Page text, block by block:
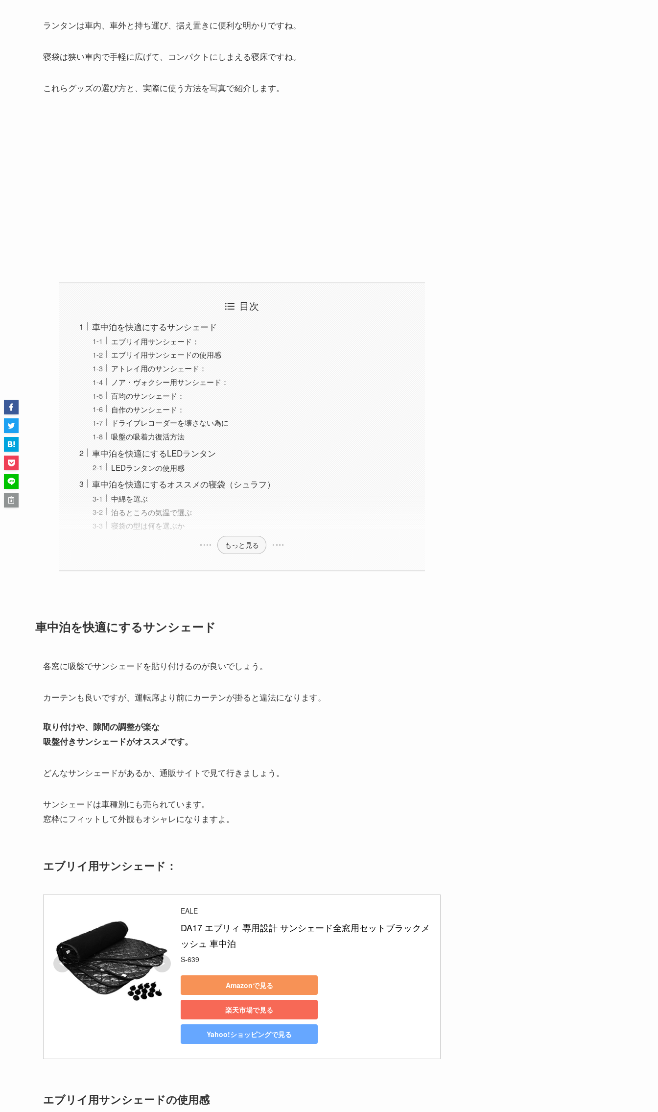
ランタンは車内、車外と持ち運び、据え置きに便利な明かりですね。
寝袋は狭い車内で手軽に広げて、コンパクトにしまえる寝床ですね。
これらグッズの選び方と、実際に使う方法を写真で紹介します。
目次
車中泊を快適にするサンシェード
エブリイ用サンシェード：
エブリイ用サンシェードの使用感
アトレイ用のサンシェード：
ノア・ヴォクシー用サンシェード：
百均のサンシェード：
自作のサンシェード：
ドライブレコーダーを壊さない為に
吸盤の吸着力復活方法
車中泊を快適にするLEDランタン
LEDランタンの使用感
車中泊を快適にするオススメの寝袋（シュラフ）
中綿を選ぶ
泊るところの気温で選ぶ
寝袋の型は何を選ぶか
もっと見る
車中泊を快適にするサンシェード
各窓に吸盤でサンシェードを貼り付けるのが良いでしょう。
カーテンも良いですが、運転席より前にカーテンが掛ると違法になります。
取り付けや、隙間の調整が楽な
吸盤付きサンシェードがオススメです。
どんなサンシェードがあるか、通販サイトで見て行きましょう。
サンシェードは車種別にも売られています。
窓枠にフィットして外観もオシャレになりますよ。
エブリイ用サンシェード：
EALE
DA17 エブリィ 専用設計 サンシェード全窓用セットブラックメ
ッシュ 車中泊
S-639
Amazonで見る
楽天市場で見る
Yahoo!ショッピングで見る
エブリイ用サンシェードの使用感